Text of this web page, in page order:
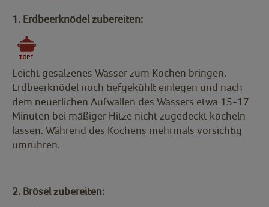
1. Erdbeerknödel zubereiten:
Leicht gesalzenes Wasser zum Kochen bringen.
Erdbeerknödel noch tiefgekühlt einlegen und nach
dem neuerlichen Aufwallen des Wassers etwa 15-17
Minuten bei mäßiger Hitze nicht zugedeckt köcheln
lassen. Während des Kochens mehrmals vorsichtig
umrühren.
2. Brösel zubereiten: